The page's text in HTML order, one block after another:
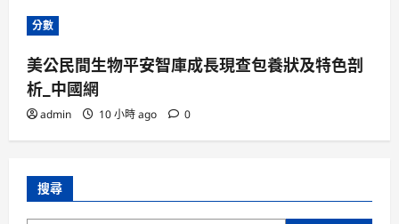
分數
美公民間生物平安智庫成長現查包養狀及特色剖
析_中國網
admin 10 小時 ago 0
搜尋